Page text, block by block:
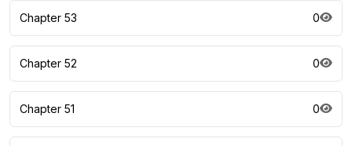
Chapter 53 0
Chapter 52 0
Chapter 51 0